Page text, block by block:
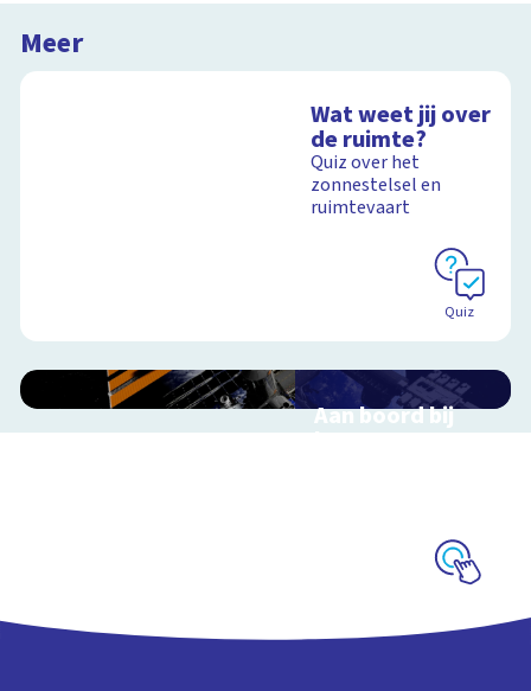
Meer
Wat weet jij over
de ruimte?
Quiz over het
zonnestelsel en
ruimtevaart
Quiz
Aan boord bij
het ISS